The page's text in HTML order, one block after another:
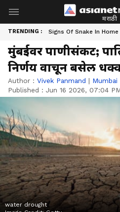
मराठी
TRENDING : Signs Of Snake In Home
मुंबईवर पाणीसंकट;
निर्णय वाचून बसेल
Author : Vivek Panmand | Mumbai
Published : Jun 16 2026, 07:04
water drought